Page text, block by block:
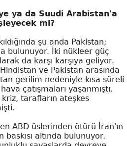
ya da Suudi Arabistan'a
mi?
şu anda Pakistan;
bulunuyor. İki nükleer güç
da karşı karşıya geliyor.
ve Pakistan arasında
gerilim nedeniyle kısa süreli
çatışmaları yaşanmıştı.
tarafların ateşkes
ABD üslerinden ötürü İran'ın
altında bulunuyor.